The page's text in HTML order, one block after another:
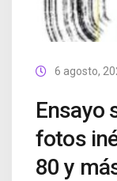
6 agosto,
Ensayo
fotos
80 y